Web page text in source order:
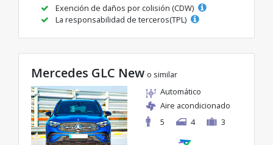
Exención de daños por colisión (CDW)
La responsabilidad de terceros(TPL)
Mercedes GLC New o similar
Automático
Aire acondicionado
5
4 3